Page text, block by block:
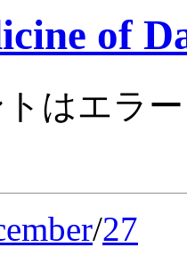
of
トはエラ
/27